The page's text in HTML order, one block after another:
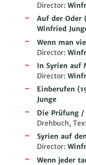
Director:
Auf der Oder
Winfried
Wenn man
Director:
In Syrien auf
Director:
Einberufen
Junge
Die Prüfung /
Drehbuch,
Syrien auf
Director:
Wenn jeder